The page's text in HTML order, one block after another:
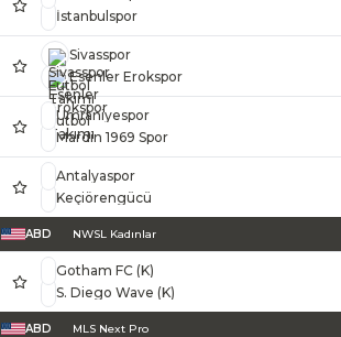
İstanbulspor
Sivasspor
Esenler Erokspor
Ümraniyespor
Mardin 1969 Spor
Antalyaspor
Keçiörengücü
ABD NWSL Kadınlar
Gotham FC (K)
S. Diego Wave (K)
ABD MLS Next Pro